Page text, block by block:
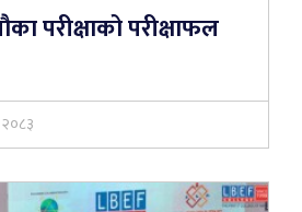
परीक्षाको परीक्षाफल
२०८३